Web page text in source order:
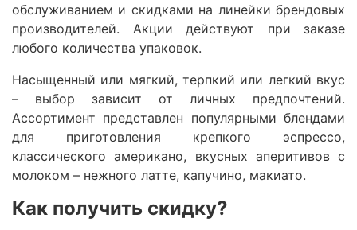
обслуживанием и скидками на линейки брендовых
производителей. Акции действуют при заказе
любого количества упаковок.
Насыщенный или мягкий, терпкий или легкий вкус
– выбор зависит от личных предпочтений.
Ассортимент представлен популярными блендами
для приготовления крепкого эспрессо,
классического американо, вкусных аперитивов с
молоком – нежного латте, капучино, макиато.
Как получить скидку?